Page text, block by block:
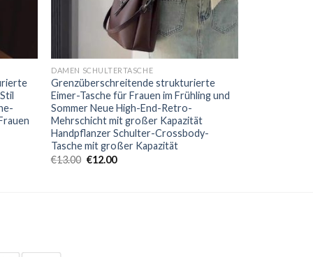
DAMEN SCHULTERTASCHE
Grenzüberschreitende strukturierte
Eimer-Tasche für Frauen im Frühling und
Sommer Neue High-End-Retro-
Mehrschicht mit großer Kapazität
Handpflanzer Schulter-Crossbody-
Tasche mit großer Kapazität
€13.00 €12.00